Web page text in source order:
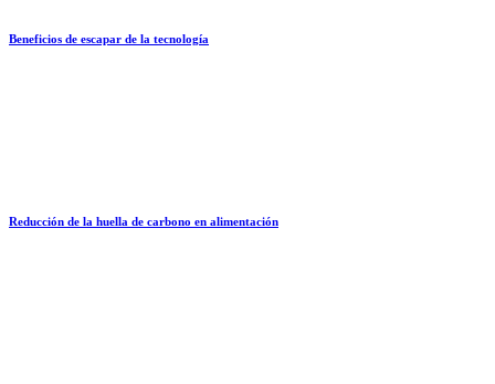
Beneficios de escapar de la tecnología
Reducción de la huella de carbono en alimentación